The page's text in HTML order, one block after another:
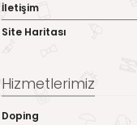
İletişim
Site Haritası
Hizmetlerimiz
Doping